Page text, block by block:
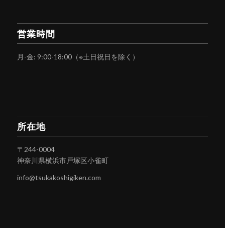
営業時間
月-金: 9:00-18:00（※土日祝日を除く）
所在地
〒244-0004
神奈川県横浜市戸塚区小雀町
info@tsukakoshigiken.com